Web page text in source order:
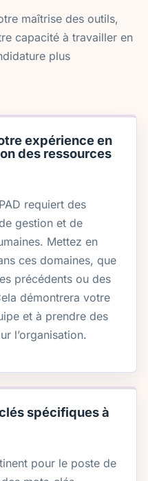
maîtrise des outils,
capacité à travailler en
plus
expérience en
des ressources
requiert des
gestion et de
Mettez en
ces domaines, que
précédents ou des
démontrera votre
et à prendre des
l’organisation.
spécifiques à
pour le poste de